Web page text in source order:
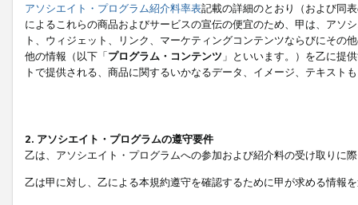
アソシエイト・プログラム紹介料率表記載の詳細のとおり（および同
によるこれらの商品およびサービスの宣伝の便宜のため、甲は、アソ
ト、ウィジェット、リンク、マーケティングコンテンツならびにその
他の情報（以下「プログラム・コンテンツ 」といいます。）を乙に提
トで提供される、商品に関するいかなるデータ、イメージ、テキス
2. アソシエイト・プログラムの遵守要件
乙は、アソシエイト・プログラムへの参加および紹介料の受け取りに
乙は甲に対し、乙による本規約遵守を確認するために甲が求める情報